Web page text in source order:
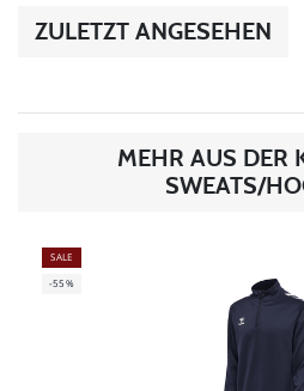
ZULETZT ANGESEHEN
MEHR AUS DER
SWEATS/
SALE
-55%